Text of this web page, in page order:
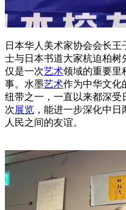
日本华人美术家协会会长
士与日本书道大家杭迫柏树
仅是一次艺术领域的重要里
事。水墨艺术作为中华文化
纽带之一，一直以来都深
次展览 ，能进一步深化中
人民之间的友谊。